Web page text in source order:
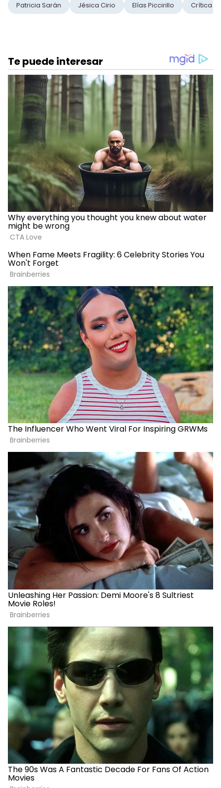
Patricia Sarán Jésica Cirio Elías Piccirillo Crítica